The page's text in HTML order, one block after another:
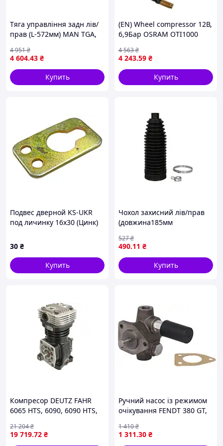
Тяга управління задн лів/
прав (L-572мм) MAN TGA,
REINHOCH RH53-2003
4 604.43 ₴
4 951₴
Купить
(EN) Wheel compressor 12В,
6,9Бар OSRAM OTI1000
4 243.59 ₴
4 563₴
Купить
Подвес дверной KS-UKR
под личинку 16х30 (Цинк)
30 ₴
Купить
Чохол захисний лів/прав
(довжина185мм
(F20), 1 (F21), 2 (F22, F87), 2
(F23), 3 (F30, F80), 3 (F31), 3
GRAN
490.11 ₴
527₴
Купить
Компресор DEUTZ FAHR
6065 HTS, 6090, 6090 HTS,
100 MK3, 105, 105 MK3, 106
MK3, 110, 4.70 MK1, 4.80
19 719.72 ₴
21 204₴
Ручний насос із режимом
очікування FENDT 380 GT,
4255, 4440, 4450, 4455,
4640, 4650, 4755 ENGITECH
1 311.30 ₴
1 410₴